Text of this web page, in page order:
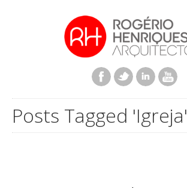
Posts Tagged 'Igreja'